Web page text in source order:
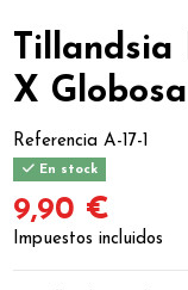
Tillandsia
X Globosa
Referencia A-17-1
En stock
9,90 €
Impuestos incluidos